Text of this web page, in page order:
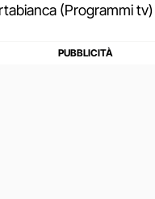
(Programmi tv)